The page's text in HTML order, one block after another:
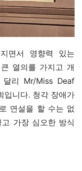
면서 영향력 있는
열의를 가지고 개
달리 Mr/Miss Deaf
입니다. 청각 장애가
연설을 할 수는 없
가장 심오한 방식